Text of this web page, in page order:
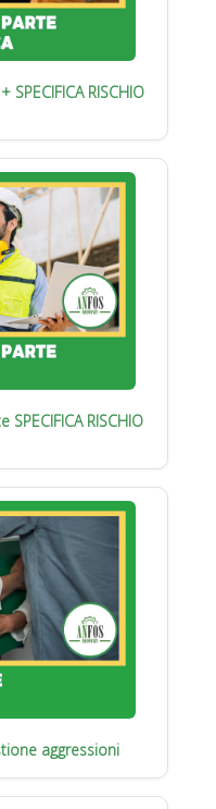
RISCHIO
RISCHIO
aggressioni